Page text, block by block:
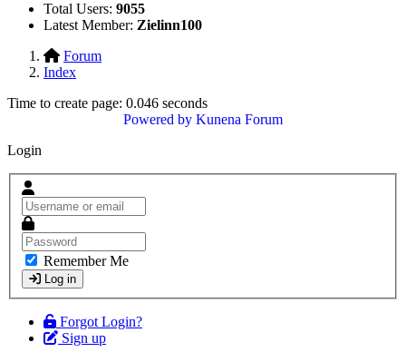
Total Users: 9055
Latest Member: Zielinn100
Forum
Index
Time to create page: 0.046 seconds
Powered by Kunena Forum
Login
Remember Me
Log in
Forgot Login?
Sign up